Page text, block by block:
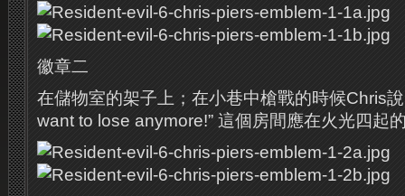
徽章二
在儲物室的架子上；在小巷中槍戰的時候Chris說
want to lose anymore!” 這個房間應在火光四起